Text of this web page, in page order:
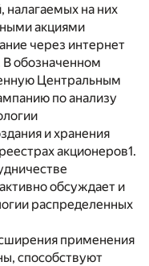
налагаемых на них
акциями
через интернет
В обозначенном
Центральным
по анализу
и хранения
акционеров1.
обсуждает и
распределенных
применения
способствуют